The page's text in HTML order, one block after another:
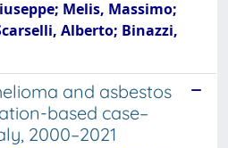
Melis, Massimo;
Alberto; Binazzi,
and asbestos
based case–
2000–2021